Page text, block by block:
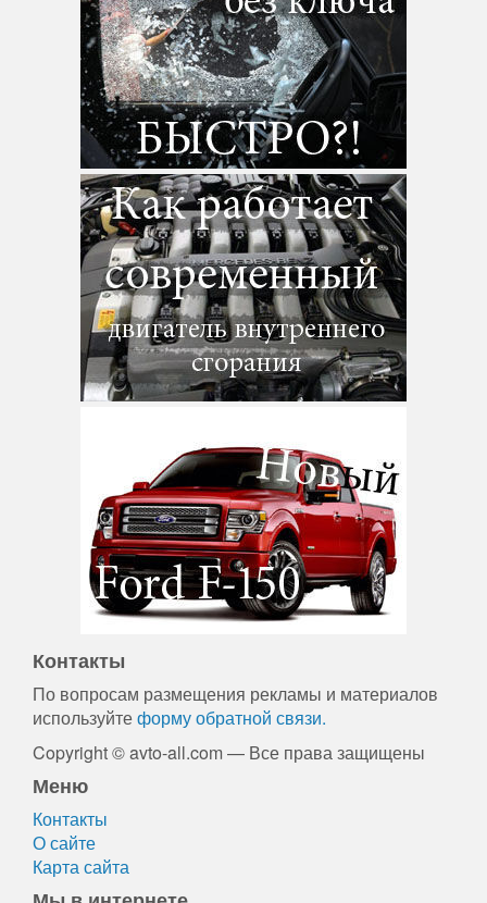
Контакты
По вопросам размещения рекламы и материалов
используйтеформу обратной связи.
Copyright © avto-all.com — Все права защищены
Меню
Контакты
О сайте
Карта сайта